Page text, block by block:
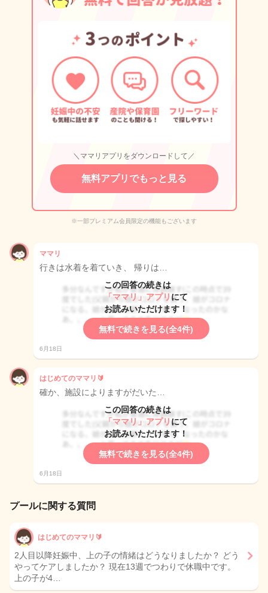
＼ママリアプリをダウンロードして／
無料アプリでもっと見る
※一部プレミアム会員限定の機能もございます
ママリ
行きは水着を着ていき、 帰りは…
この回答の続きは
「ママリ」アプリ にて
お読みいただけます！
無料で続きを見る(全4件)
6月18日
はじめてのママリ🔰
確か、施設によりますがだいた…
この回答の続きは
「ママリ」アプリ にて
お読みいただけます！
無料で続きを見る(全4件)
6月18日
プールに関する質問
はじめてのママリ🔰
2人目以降妊娠中、上の子の情緒はどうなりましたか？ どう
やってケアしましたか？ 現在13週でつわりで休職中です。
上の子が4…